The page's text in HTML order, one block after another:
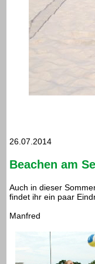
26.07.2014
Beachen am
Auch in dieser
findet ihr ein paar
Manfred